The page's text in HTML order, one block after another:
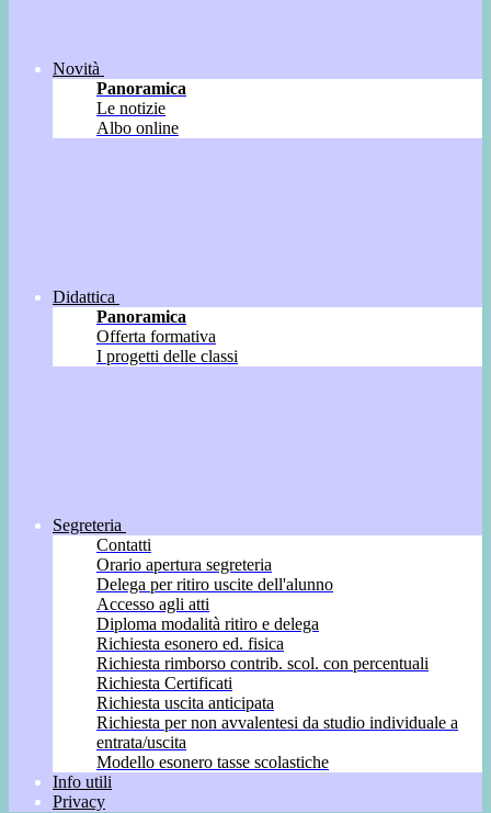
Novità
Panoramica
Le notizie
Albo online
Didattica
Panoramica
Offerta formativa
I progetti delle classi
Segreteria
Contatti
Orario apertura segreteria
Delega per ritiro uscite dell'alunno
Accesso agli atti
Diploma modalità ritiro e delega
Richiesta esonero ed. fisica
Richiesta rimborso contrib. scol. con percentuali
Richiesta Certificati
Richiesta uscita anticipata
Richiesta per non avvalentesi da studio individuale a
entrata/uscita
Modello esonero tasse scolastiche
Info utili
Privacy